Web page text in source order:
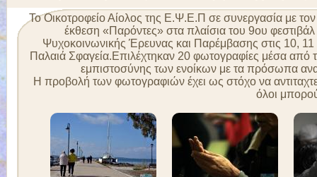
Το Οικοτροφείο Αίολος της Ε.Ψ.Ε.Π σε συνεργασία με
έκθεση «Παρόντες» στα πλαίσια του 9ου
Ψυχοκοινωνικής Έρευνας και Παρέμβασης στις 10,
Παλαιά Σφαγεία.Επιλέχτηκαν 20 φωτογραφίες μέσα από
εμπιστοσύνης των ενοίκων με τα πρόσωπα
Η προβολή των φωτογραφιών έχει ως στόχο να
όλοι